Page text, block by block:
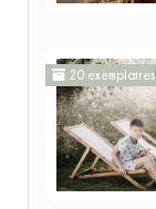
20 exemplaires